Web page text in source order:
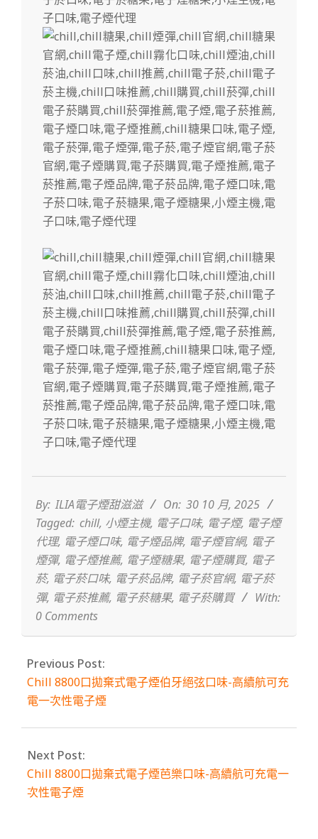
30
By: ILIA電子煙甜滋滋 On: 30 10 月, 2025
Tagged: chill, 小煙主機, 電子口味, 電子煙, 電子煙
代理, 電子煙口味, 電子煙品牌, 電子煙官網, 電子
煙彈, 電子煙推薦, 電子煙糖果, 電子煙購買, 電子
菸, 電子菸口味, 電子菸品牌, 電子菸官網, 電子菸
彈, 電子菸推薦, 電子菸糖果, 電子菸購買
With:
0 Comments
Previous Post:
Chill 8800口拋棄式電子煙伯牙絕弦口味-高續航可充
電一次性電子煙
Next Post:
Chill 8800口拋棄式電子煙芭樂口味-高續航可充電一
次性電子煙